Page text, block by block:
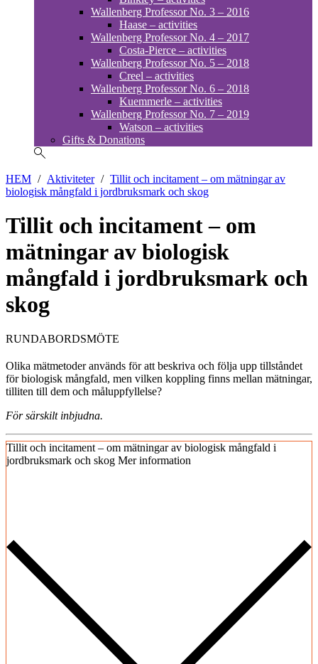
Wallenberg Professor No. 3 – 2016
Haase – activities
Wallenberg Professor No. 4 – 2017
Costa-Pierce – activities
Wallenberg Professor No. 5 – 2018
Creel – activities
Wallenberg Professor No. 6 – 2018
Kuemmerle – activities
Wallenberg Professor No. 7 – 2019
Watson – activities
Gifts & Donations
HEM / Aktiviteter / Tillit och incitament – om mätningar av
biologisk mångfald i jordbruksmark och skog
Tillit och incitament – om
mätningar av biologisk
mångfald i jordbruksmark och
skog
RUNDABORDSMÖTE
Olika mätmetoder används för att beskriva och följa upp tillståndet
för biologisk mångfald, men vilken koppling finns mellan mätningar,
tilliten till dem och måluppfyllelse?
För särskilt inbjudna.
Tillit och incitament – om mätningar av biologisk mångfald i
jordbruksmark och skog Mer information